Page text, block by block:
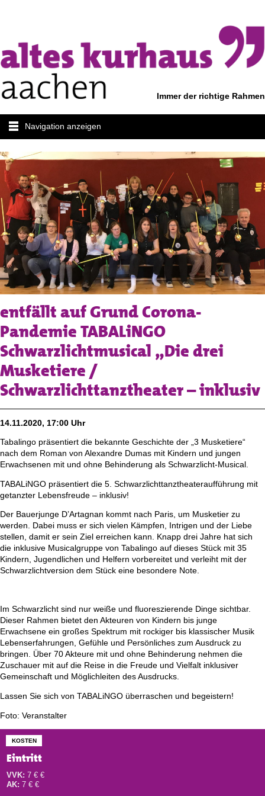
Immer der richtige Rahmen
Navigation anzeigen
entfällt auf Grund Corona-
Pandemie TABALiNGO
Schwarzlichtmusical „Die drei
Musketiere /
Schwarzlichttanztheater – inklusiv
14.11.2020, 17:00 Uhr
Tabalingo präsentiert die bekannte Geschichte der „3 Musketiere“
nach dem Roman von Alexandre Dumas mit Kindern und jungen
Erwachsenen mit und ohne Behinderung als Schwarzlicht-Musical.
TABALiNGO präsentiert die 5. Schwarzlichttanztheateraufführung mit
getanzter Lebensfreude – inklusiv!
Der Bauerjunge D’Artagnan kommt nach Paris, um Musketier zu
werden. Dabei muss er sich vielen Kämpfen, Intrigen und der Liebe
stellen, damit er sein Ziel erreichen kann. Knapp drei Jahre hat sich
die inklusive Musicalgruppe von Tabalingo auf dieses Stück mit 35
Kindern, Jugendlichen und Helfern vorbereitet und verleiht mit der
Schwarzlichtversion dem Stück eine besondere Note.
Im Schwarzlicht sind nur weiße und fluoreszierende Dinge sichtbar.
Dieser Rahmen bietet den Akteuren von Kindern bis junge
Erwachsene ein großes Spektrum mit rockiger bis klassischer Musik
Lebenserfahrungen, Gefühle und Persönliches zum Ausdruck zu
bringen. Über 70 Akteure mit und ohne Behinderung nehmen die
Zuschauer mit auf die Reise in die Freude und Vielfalt inklusiver
Gemeinschaft und Möglichleiten des Ausdrucks.
Lassen Sie sich von TABALiNGO überraschen und begeistern!
Foto: Veranstalter
KOSTEN
Eintritt
VVK: 7 € €
AK: 7 € €